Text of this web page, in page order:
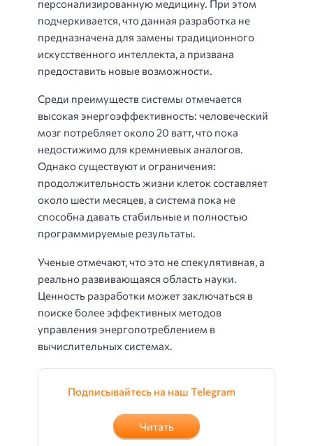
персонализированную медицину. При этом
подчеркивается, что данная разработка не
предназначена для замены традиционного
искусственного интеллекта, а призвана
предоставить новые возможности.
Среди преимуществ системы отмечается
высокая энергоэффективность: человеческий
мозг потребляет около 20 ватт, что пока
недостижимо для кремниевых аналогов.
Однако существуют и ограничения:
продолжительность жизни клеток составляет
около шести месяцев, а система пока не
способна давать стабильные и полностью
программируемые результаты.
Ученые отмечают, что это не спекулятивная, а
реально развивающаяся область науки.
Ценность разработки может заключаться в
поиске более эффективных методов
управления энергопотреблением в
вычислительных системах.
Подписывайтесь на наш Telegram
Читать